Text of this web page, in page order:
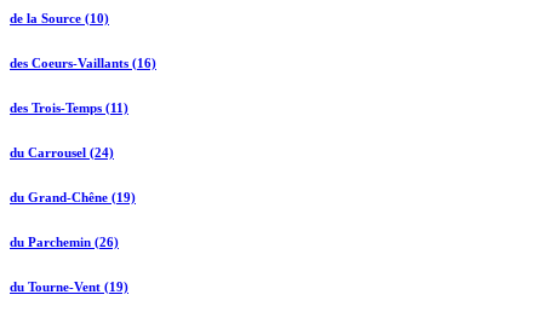
de la Source (10)
des Coeurs-Vaillants (16)
des Trois-Temps (11)
du Carrousel (24)
du Grand-Chêne (19)
du Parchemin (26)
du Tourne-Vent (19)